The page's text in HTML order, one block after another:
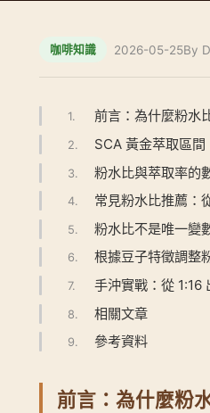
咖啡知識 2026-05-25By
1. 前言：為什麼粉水
2. SCA 黃金萃取區
3. 粉水比與萃取率的
4. 常見粉水比推薦：
5. 粉水比不是唯一變
6. 根據豆子特徵調整
7. 手沖實戰：從 1:16
8. 相關文章
9. 參考資料
前言：為什麼粉